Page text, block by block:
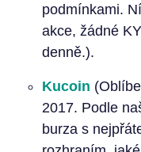
podmínkami.
akce, žádné
denně.).
Kucoin
2017. Podle
burza s